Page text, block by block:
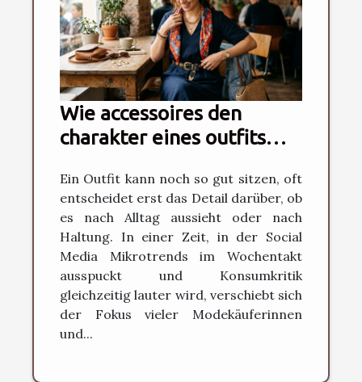
Wie accessoires den
charakter eines outfits
Ein Outfit kann noch so gut sitzen, oft
entscheidet erst das Detail darüber, ob
es nach Alltag aussieht oder nach
Haltung. In einer Zeit, in der Social
Media Mikrotrends im Wochentakt
ausspuckt und Konsumkritik
gleichzeitig lauter wird, verschiebt sich
der Fokus vieler Modekäuferinnen
und...